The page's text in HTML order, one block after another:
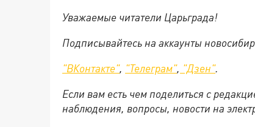
Уважаемые читатели Царьграда!
Подписывайтесь на аккаунты
"ВКонтакте", "Телеграм", "Дзен".
Если вам есть чем поделиться с
наблюдения, вопросы, новости на